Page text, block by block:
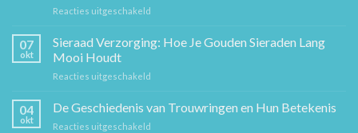
Sierkunst
Reacties uitgeschakeld
Cadeaugids:
De
Hem
07
okt
Sieraad Verzorging: Hoe Je Gouden Sieraden Lang
Mooi Houdt
Reacties uitgeschakeld
Verzorging:
04
okt
De Geschiedenis van Trouwringen en Hun Betekenis
Reacties uitgeschakeld